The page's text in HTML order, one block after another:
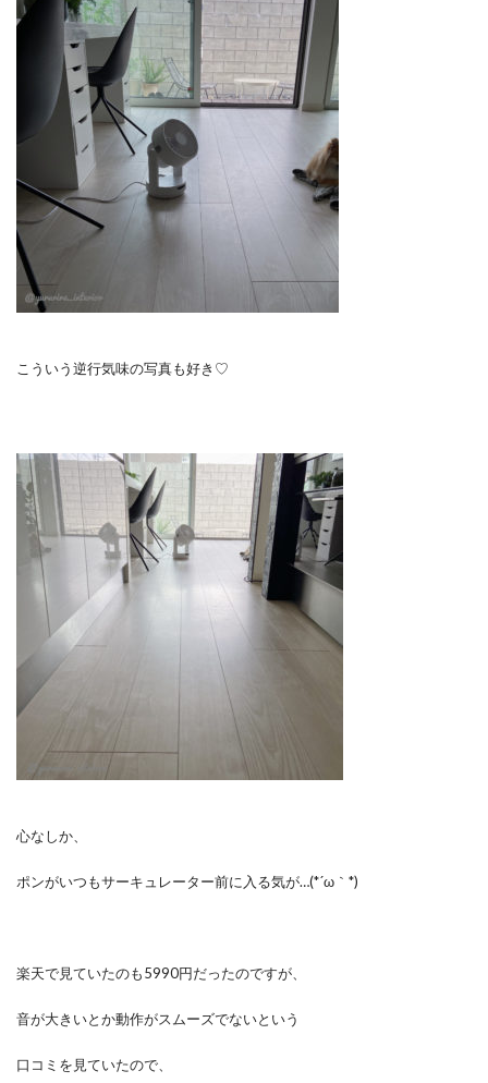
こういう逆行気味の写真も好き♡
心なしか、
ポンがいつもサーキュレーター前に入る気が…(*´ω｀*)
楽天で見ていたのも5990円だったのですが、
音が大きいとか動作がスムーズでないという
口コミを見ていたので、